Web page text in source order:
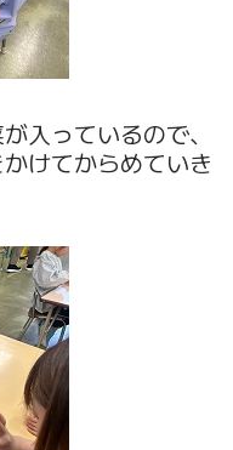
入っているので、
けてからめていき